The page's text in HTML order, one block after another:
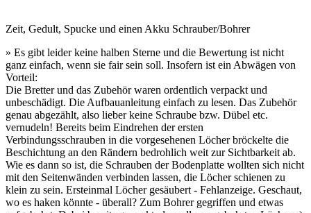
Zeit, Gedult, Spucke und einen Akku Schrauber/Bohrer
» Es gibt leider keine halben Sterne und die Bewertung ist nicht
ganz einfach, wenn sie fair sein soll. Insofern ist ein Abwägen von
Vorteil:
Die Bretter und das Zubehör waren ordentlich verpackt und
unbeschädigt. Die Aufbauanleitung einfach zu lesen. Das Zubehör
genau abgezählt, also lieber keine Schraube bzw. Dübel etc.
vernudeln! Bereits beim Eindrehen der ersten
Verbindungsschrauben in die vorgesehenen Löcher bröckelte die
Beschichtung an den Rändern bedrohlich weit zur Sichtbarkeit ab.
Wie es dann so ist, die Schrauben der Bodenplatte wollten sich nicht
mit den Seitenwänden verbinden lassen, die Löcher schienen zu
klein zu sein. Ersteinmal Löcher gesäubert - Fehlanzeige. Geschaut,
wo es haken könnte - überall? Zum Bohrer gegriffen und etwas